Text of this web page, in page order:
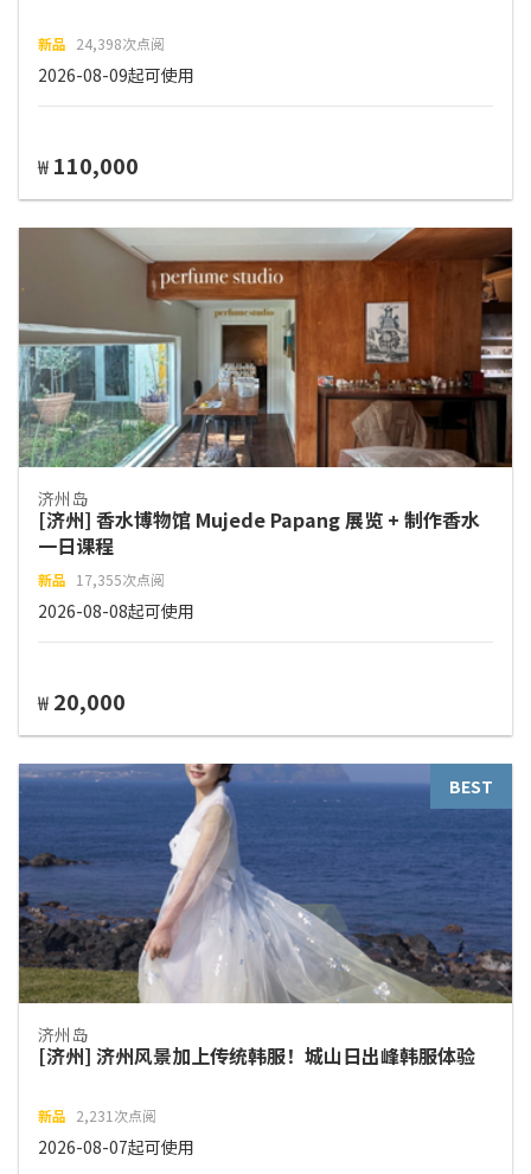
新品 24,398次点阅
2026-08-09起可使用
₩ 110,000
济州岛
[济州] 香水博物馆 Mujede Papang 展览 + 制作香水
一日课程
新品 17,355次点阅
2026-08-08起可使用
₩ 20,000
BEST
济州岛
[济州] 济州风景加上传统韩服！城山日出峰韩服体验
新品 2,231次点阅
2026-08-07起可使用